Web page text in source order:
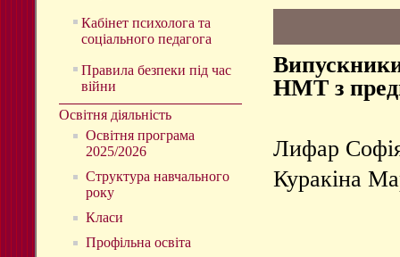
Кабінет психолога та
соціального педагога
Правила безпеки під час
війни
Освітня діяльність
Освітня програма
2025/2026
Структура навчального
року
Класи
Профільна освіта
НМТ з
Лифар
Куракіна